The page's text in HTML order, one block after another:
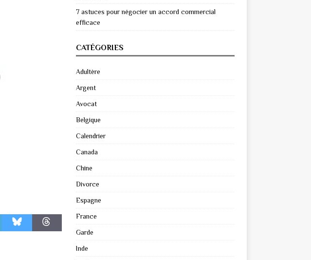
7 astuces pour négocier un accord commercial
efficace
CATÉGORIES
Adultère
Argent
Avocat
Belgique
Calendrier
Canada
Chine
Divorce
Espagne
France
Garde
Inde